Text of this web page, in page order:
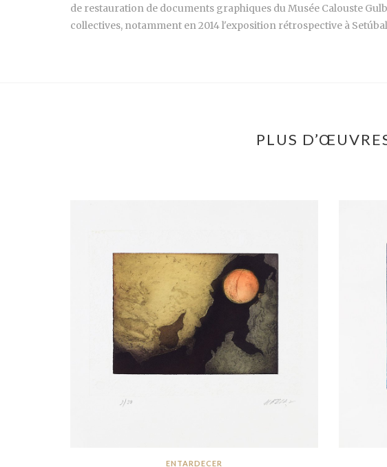
de restauration de documents graphiques du Musée Calouste
collectives, notamment en 2014 l'exposition rétrospective à
PLUS
ENTARDECER